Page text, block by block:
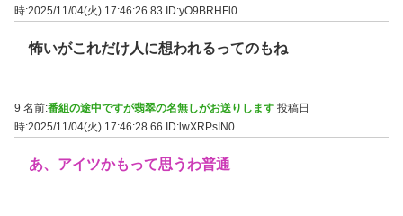
時:2025/11/04(火) 17:46:26.83
ID:yO9BRHFl0
怖いがこれだけ人に想われるってのもね
9 名前:番組の途中ですが翡翠の名無しがお送りします 投稿日
時:2025/11/04(火) 17:46:28.66
ID:lwXRPsIN0
あ、アイツかもって思うわ普通